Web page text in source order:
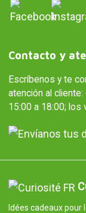
Contacto y
Escríbenos y te
atención al
15:00 a 18:00; los
Idées cadeaux pour